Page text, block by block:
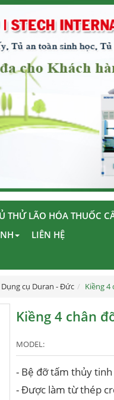
THỬ LÃO HÓA THUỐC
LIÊN HỆ
Dụng cụ Duran - Đức Kiềng 4
Kiềng 4 chân
MODEL:
- Bệ đỡ tấm thủy
- Được làm từ thép